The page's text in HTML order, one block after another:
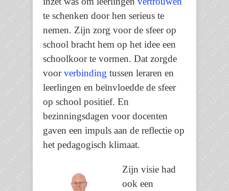
te schenken door hen serieus te
nemen. Zijn zorg voor de sfeer op
school bracht hem op het idee een
schoolkoor te vormen. Dat zorgde
voorverbinding tussen leraren en
leerlingen en beïnvloedde de sfeer
op school positief. En
bezinningsdagen voor docenten
gaven een impuls aan de reflectie op
het pedagogisch klimaat.
Zijn visie had
ook een